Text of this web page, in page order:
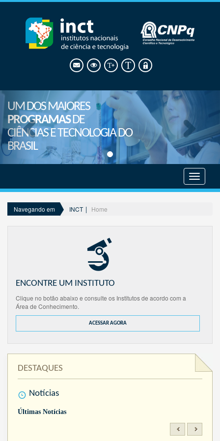
UM DOS MAIORES
PROGRAMASDE
CIÊNCIAS E TECNOLOGIA DO
BRASIL
menu
Navegando em INCT Home
ENCONTRE UM INSTITUTO
Clique no botão abaixo e consulte os Institutos de acordo com a
Área de Conhecimento.
ACESSAR AGORA
DESTAQUES
Notícias
Últimas Notícias